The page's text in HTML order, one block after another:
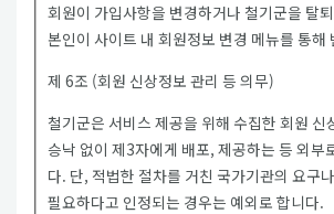
회원이 가입사항을 변경하거나 철기군을 탈
본인이 사이트 내 회원정보 변경 메뉴를 통해
제 6조 (회원 신상정보 관리 등 의무)
철기군은 서비스 제공을 위해 수집한 회원 신
승낙 없이 제3자에게 배포, 제공하는 등 외부
다. 단, 적법한 절차를 거친 국가기관의 요구
필요하다고 인정되는 경우는 예외로 합니다.